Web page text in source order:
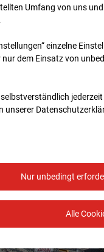
Umfang von uns
einzelne
dem Einsatz von
Nur unbedingt
Alle